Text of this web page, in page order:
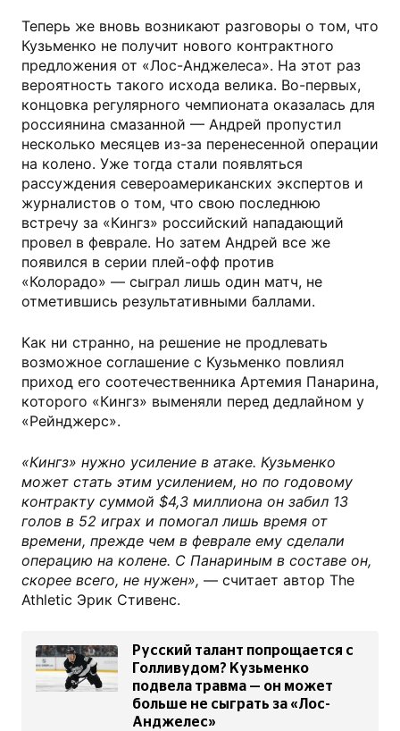
Теперь же вновь возникают разговоры о том, что
Кузьменко не получит нового контрактного
предложения от «Лос-Анджелеса». На этот раз
вероятность такого исхода велика. Во-первых,
концовка регулярного чемпионата оказалась для
россиянина смазанной — Андрей пропустил
несколько месяцев из-за перенесенной операции
на колено. Уже тогда стали появляться
рассуждения североамериканских экспертов и
журналистов о том, что свою последнюю
встречу за «Кингз» российский нападающий
провел в феврале. Но затем Андрей все же
появился в серии плей-офф против
«Колорадо» — сыграл лишь один матч, не
отметившись результативными баллами.
Как ни странно, на решение не продлевать
возможное соглашение с Кузьменко повлиял
приход его соотечественника Артемия Панарина,
которого «Кингз» выменяли перед дедлайном у
«Рейнджерс».
«Кингз» нужно усиление в атаке. Кузьменко
может стать этим усилением, но по годовому
контракту суммой $4,3 миллиона он забил 13
голов в 52 играх и помогал лишь время от
времени, прежде чем в феврале ему сделали
операцию на колене. С Панариным в составе он,
скорее всего, не нужен», — считает автор The
Athletic Эрик Стивенс.
Русский талант попрощается с
Голливудом? Кузьменко
подвела травма — он может
больше не сыграть за «Лос-
Анджелес»